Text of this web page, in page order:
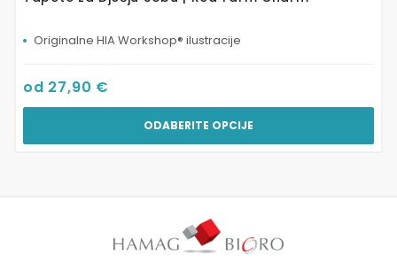
Originalne HIA Workshop® ilustracije
od 27,90 €
ODABERITE OPCIJE